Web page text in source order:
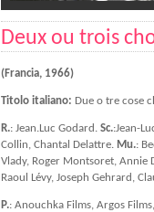
Deux ou trois
(Francia, 1966)
Titolo italiano: Due o tre cose
R.: Jean.Luc Godard. Sc.:Jean-
Collin, Chantal Delattre. Mu.:
Vlady, Roger Montsoret, Annie
Raoul Lévy, Joseph Gehrard,
P.: Anouchka Films, Argos